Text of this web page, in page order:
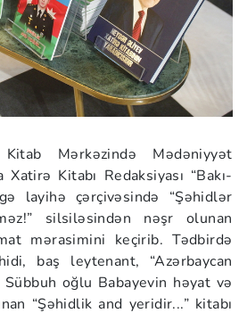
Mərkəzində Mədəniyyət
Kitabı Redaksiyası “Bakı-
layihə çərçivəsində “Şəhidlər
silsiləsindən nəşr olunan
mərasimini keçirib. Tədbirdə
baş leytenant, “Azərbaycan
Sübbuh oğlu Babayevin həyat və
“Şəhidlik and yeridir...” kitabı